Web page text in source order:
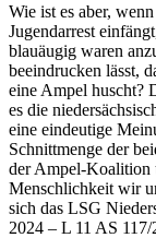
Wie ist es aber,
Jugendarrest
blauäugig waren
beeindrucken lässt,
eine Ampel huscht?
es die
eine eindeutige
Schnittmenge der
der Ampel-Koalition
Menschlichkeit wir
sich das LSG
2024 – L 11 AS 117/